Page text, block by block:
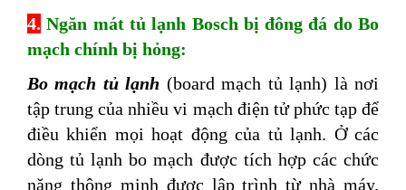
4. Ngăn mát tủ lạnh Bosch bị đông đá do Bo
mạch chính bị hỏng:
Bo mạch tủ lạnh (board mạch tủ lạnh) là nơi
tập trung của nhiều vi mạch điện tử phức tạp để
điều khiển mọi hoạt động của tủ lạnh. Ở các
dòng tủ lạnh bo mạch được tích hợp các chức
năng thông minh được lập trình từ nhà máy.